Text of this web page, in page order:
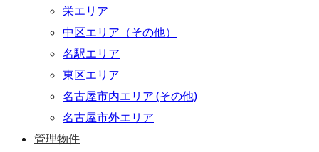
栄エリア
中区エリア（その他）
名駅エリア
東区エリア
名古屋市内エリア (その他)
名古屋市外エリア
管理物件